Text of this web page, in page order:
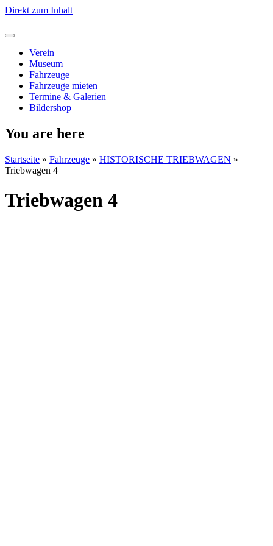
Direkt zum Inhalt
Verein
Museum
Fahrzeuge
Fahrzeuge mieten
Termine & Galerien
Bildershop
You are here
Startseite » Fahrzeuge » HISTORISCHE TRIEBWAGEN »
Triebwagen 4
Triebwagen 4